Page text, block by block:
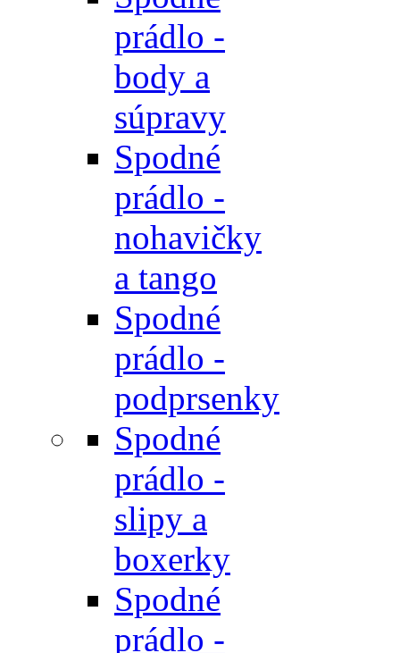
prádlo -
body a
súpravy
Spodné
prádlo -
nohavičky
a tango
Spodné
prádlo -
podprsenky
Spodné
prádlo -
slipy a
boxerky
Spodné
prádlo -